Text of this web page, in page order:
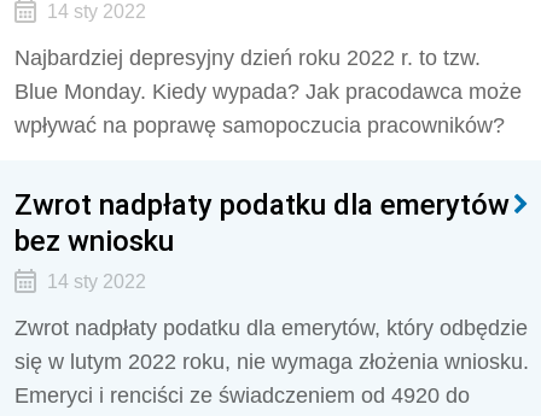
14 sty 2022
Najbardziej depresyjny dzień roku 2022 r. to tzw.
Blue Monday. Kiedy wypada? Jak pracodawca może
wpływać na poprawę samopoczucia pracowników?
Zwrot nadpłaty podatku dla emerytów
bez wniosku
14 sty 2022
Zwrot nadpłaty podatku dla emerytów, który odbędzie
się w lutym 2022 roku, nie wymaga złożenia wniosku.
Emeryci i renciści ze świadczeniem od 4920 do